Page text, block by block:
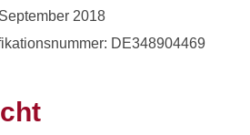
2018
DE348904469